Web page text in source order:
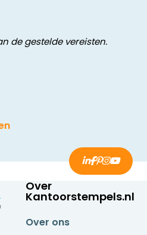
de gestelde vereisten.
Over
Kantoorstempels.nl
Over ons